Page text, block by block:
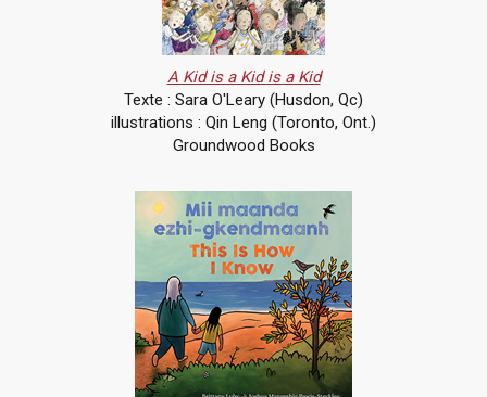
A Kid is a Kid is a Kid
Texte : Sara O'Leary (Husdon, Qc)
illustrations : Qin Leng (Toronto, Ont.)
Groundwood Books